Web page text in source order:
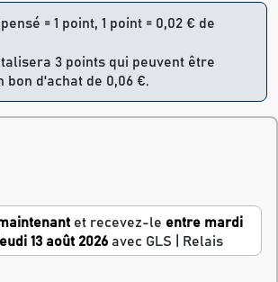
= 1 point, 1 point = 0,02 € de
3 points qui peuvent être
bon d'achat de 0,06 €.
et recevez-le entre mardi
13 août 2026 avec GLS | Relais